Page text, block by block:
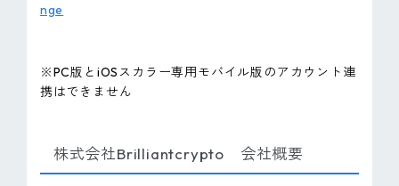
nge
※PC版とiOSスカラー専用モバイル版のアカウント連
携はできません
株式会社Brilliantcrypto 会社概要